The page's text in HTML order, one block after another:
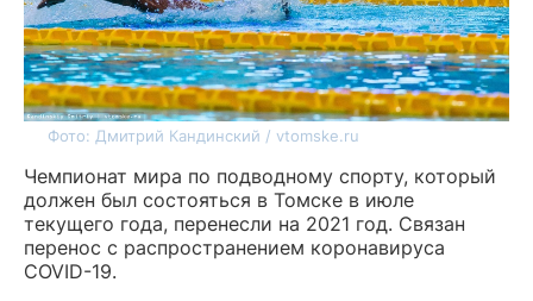
Фото: Дмитрий Кандинский / vtomske.ru
Чемпионат мира по подводному спорту, который
должен был состояться в Томске в июле
текущего года, перенесли на 2021 год. Связан
перенос с распространением коронавируса
COVID-19.